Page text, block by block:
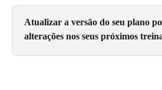
Atualizar a versão do seu plano
alterações nos seus próximos